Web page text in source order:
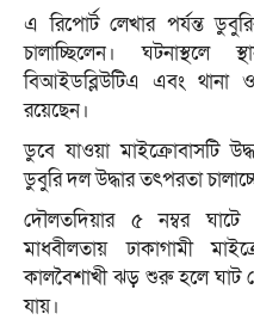
এ রিপোর্ট লেখার পর্যন্ত
চালাচ্ছিলেন। ঘটনাস্থলে
বিআইডব্লিউটিএ এবং থানা
রয়েছেন।
ডুবে যাওয়া মাইক্রোবাসটি
ডুবুরি দল উদ্ধার তৎপরতা
দৌলতদিয়ার ৫ নম্বর ঘাটে
মাধবীলতায় ঢাকাগামী
কালবৈশাখী ঝড় শুরু হলে ঘাট
যায়।